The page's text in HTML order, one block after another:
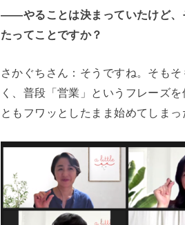
――やることは決まっていたけど
たってことですか？
さかぐちさん：そうですね。そも
く、普段「営業」というフレーズ
ともフワッとしたまま始めてしまっ